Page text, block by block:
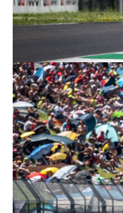
© R. Lekl